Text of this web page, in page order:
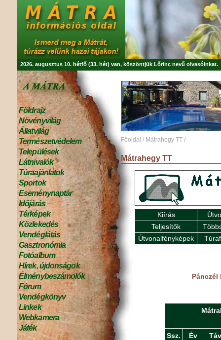
2026. augusztus 10. hétfő (33. hét) van, köszöntjük Lőrinc nevű olvasóinkat.
Földrajz
Növényvilág
Állatvilág
Természetvédelem
Települések
Látnivalók
Túraajánlatok
Sportok
Eseménynaptár
Időjárás
Térképek
Közlekedés
Vendéglátás
Gasztronómia
Fotóalbum
Hírek, újdonságok
Élménybeszámolók
Fórum
Vendégkönyv
Linkek
Webkamera
Játék
Főoldal / Mátrahegy TT /
Mátrahegy TT
Kiírás
Teljesítők
Útvonalfényképek
Pánczél
Ssz. Év Táv